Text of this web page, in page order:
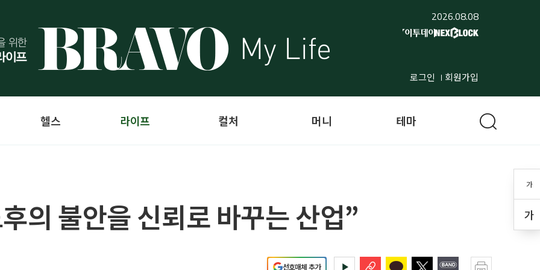
2026.08.08
로그인 회원가입
가
가
헬스 라이프 컬처 머니 테마
의 불안을 신뢰로 바꾸는 산업”
선호매체 추가